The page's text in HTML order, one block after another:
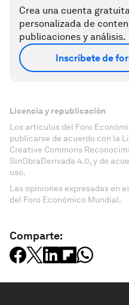
Crea una cuenta
personalizada de
publicaciones y análisis.
Inscríbete de
Licencia y republicación
Los artículos del Foro
publicarse de acuerdo con la
Creative Commons
SinObraDerivada 4.0, y de
uso.
Las opiniones expresadas en
del Foro Económico Mundial.
Comparte: